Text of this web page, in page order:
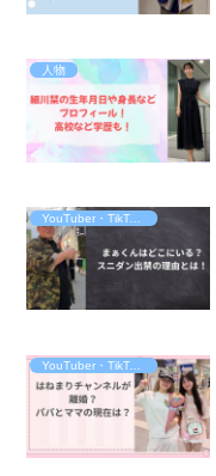
人物
YouTuber・TikToker・ｲﾝﾌﾙｴﾝｻｰ
YouTuber・TikToker・ｲﾝﾌﾙｴﾝｻｰ